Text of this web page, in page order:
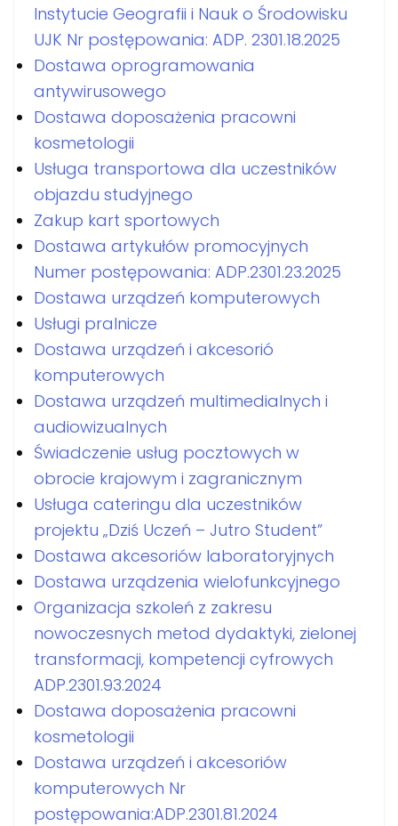
Instytucie Geografii i Nauk o Środowisku
UJK Nr postępowania: ADP. 2301.18.2025
Dostawa oprogramowania
antywirusowego
Dostawa doposażenia pracowni
kosmetologii
Usługa transportowa dla uczestników
objazdu studyjnego
Zakup kart sportowych
Dostawa artykułów promocyjnych
Numer postępowania: ADP.2301.23.2025
Dostawa urządzeń komputerowych
Usługi pralnicze
Dostawa urządzeń i akcesorió
komputerowych
Dostawa urządzeń multimedialnych i
audiowizualnych
Świadczenie usług pocztowych w
obrocie krajowym i zagranicznym
Usługa cateringu dla uczestników
projektu „Dziś Uczeń – Jutro Student”
Dostawa akcesoriów laboratoryjnych
Dostawa urządzenia wielofunkcyjnego
Organizacja szkoleń z zakresu
nowoczesnych metod dydaktyki, zielonej
transformacji, kompetencji cyfrowych
ADP.2301.93.2024
Dostawa doposażenia pracowni
kosmetologii
Dostawa urządzeń i akcesoriów
komputerowych Nr
postępowania:ADP.2301.81.2024